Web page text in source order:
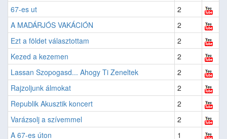
67-es ut
2
A MADÁRJÓS VAKÁCIÓN
2
Ezt a földet választottam
2
Kezed a kezemen
2
Lassan Szopogasd... Ahogy Ti Zeneltek
2
Rajzoljunk álmokat
2
Republik Akusztik koncert
2
Varázsolj a szívemmel
2
A 67-es úton
1